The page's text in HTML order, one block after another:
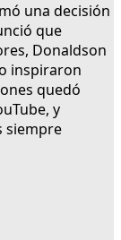
una decisión
que
Donaldson
inspiraron
quedó
y
siempre